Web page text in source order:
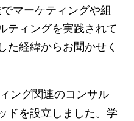
マーケティングや組
ティングを実践されて
た経緯からお聞かせく
ング関連のコンサル
ドを設立しました。学